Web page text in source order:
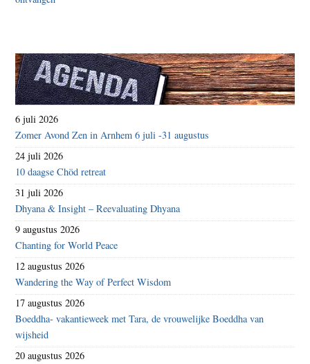
6 juli 2026
Zomer Avond Zen in Arnhem 6 juli -31 augustus
24 juli 2026
10 daagse Chöd retreat
31 juli 2026
Dhyana & Insight – Reevaluating Dhyana
9 augustus 2026
Chanting for World Peace
12 augustus 2026
Wandering the Way of Perfect Wisdom
17 augustus 2026
Boeddha- vakantieweek met Tara, de vrouwelijke Boeddha van
wijsheid
20 augustus 2026